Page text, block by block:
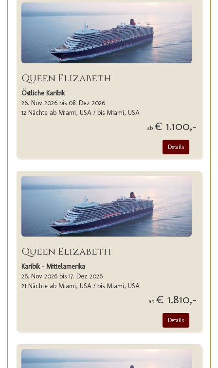
Queen Elizabeth
Östliche Karibik
26. Nov 2026 bis 08. Dez 2026
12 Nächte ab Miami, USA / bis Miami, USA
ab € 1.100,-
Details
Queen Elizabeth
Karibik - Mittelamerika
26. Nov 2026 bis 17. Dez 2026
21 Nächte ab Miami, USA / bis Miami, USA
ab € 1.810,-
Details